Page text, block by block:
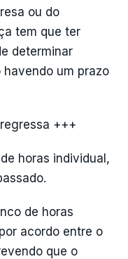
ou do
tem que ter
determinar
um prazo
+++
horas individual,
de horas
acordo entre o
que o